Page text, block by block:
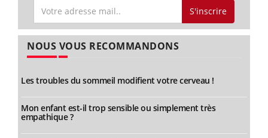
S'inscrire
NOUS VOUS RECOMMANDONS
Les troubles du sommeil modifient votre cerveau !
Mon enfant est-il trop sensible ou simplement très
empathique ?